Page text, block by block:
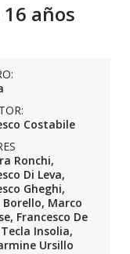
años
Costabile
Ronchi,
Di Leva,
Gheghi,
Borello, Marco
Francesco De
Insolia,
Ursillo